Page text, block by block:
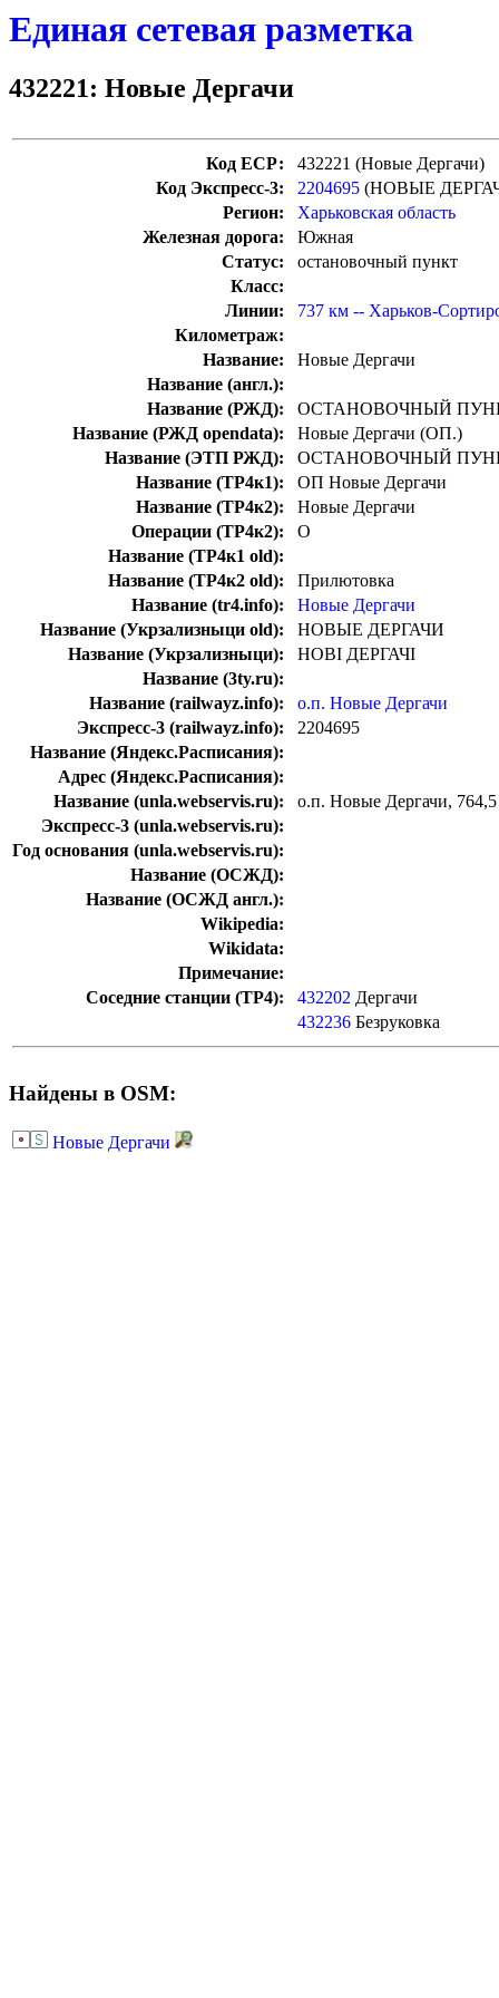
Единая сетевая разметка
432221: Новые Дергачи
Код ЕСР:
432221 (Новые Дергачи)
Код Экспресс-3:
2204695 (НОВЫЕ
Регион:
Харьковская область
Железная дорога:
Южная
Статус:
остановочный пункт
Класс:
Линии:
737 км -- Харьков-
Километраж:
Название:
Новые Дергачи
Название (англ.):
Название (РЖД):
ОСТАНОВОЧНЫЙ
Название (РЖД opendata):
Новые Дергачи (ОП.)
Название (ЭТП РЖД):
ОСТАНОВОЧНЫЙ
Название (ТР4к1):
ОП Новые Дергачи
Название (ТР4к2):
Новые Дергачи
Операции (ТР4к2):
О
Название (ТР4к1 old):
Название (ТР4к2 old):
Прилютовка
Название (tr4.info):
Новые Дергачи
Название (Укрзализныци old):
НОВЫЕ ДЕРГАЧИ
Название (Укрзализныци):
НОВІ ДЕРГАЧІ
Название (3ty.ru):
Название (railwayz.info):
о.п. Новые Дергачи
Экспресс-3 (railwayz.info):
2204695
Название (Яндекс.Расписания):
Адрес (Яндекс.Расписания):
Название (unla.webservis.ru):
о.п. Новые Дергачи,
Экспресс-3 (unla.webservis.ru):
Год основания (unla.webservis.ru):
Название (ОСЖД):
Название (ОСЖД англ.):
Wikipedia:
Wikidata:
Примечание:
Соседние станции (ТР4):
432202 Дергачи
432236 Безруковка
Найдены в OSM:
Новые Дергачи